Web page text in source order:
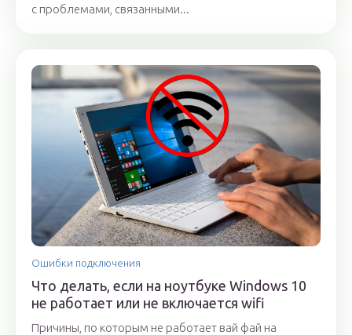
с проблемами, связанными...
Ошибки подключения
Что делать, если на ноутбуке Windows 10
не работает или не включается wifi
Причины, по которым не работает вай фай на